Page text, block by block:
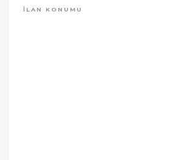
İLAN KONUMU